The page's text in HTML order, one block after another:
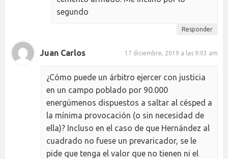
segundo
Responder
Juan Carlos 17 diciembre, 2019 a las 9:03 am
¿Cómo puede un árbitro ejercer con justicia
en un campo poblado por 90.000
energúmenos dispuestos a saltar al césped a
la mínima provocación (o sin necesidad de
ella)? Incluso en el caso de que Hernández al
cuadrado no fuese un prevaricador, se le
pide que tenga el valor que no tienen ni el